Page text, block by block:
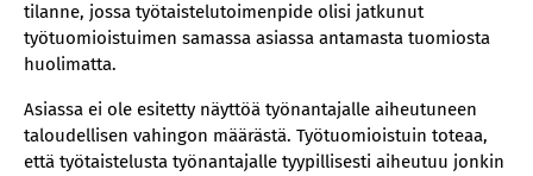
tilanne, jossa työtaistelutoimenpide olisi jatkunut
työtuomioistuimen samassa asiassa antamasta tuomiosta
huolimatta.
Asiassa ei ole esitetty näyttöä työnantajalle aiheutuneen
taloudellisen vahingon määrästä. Työtuomioistuin toteaa,
että työtaistelusta työnantajalle tyypillisesti aiheutuu jonkin